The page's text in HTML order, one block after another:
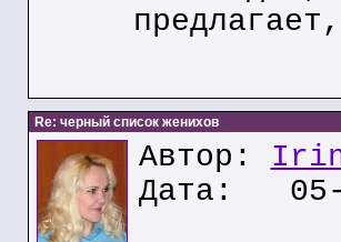
Re: черный список женихов
Автор:
Дата: 05-